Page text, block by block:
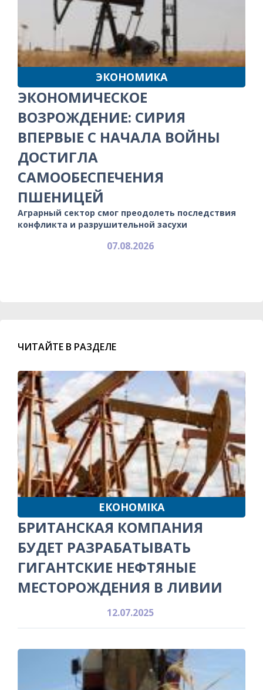
ЭКОНОМИКА
ЭКОНОМИЧЕСКОЕ
ВОЗРОЖДЕНИЕ: СИРИЯ
ВПЕРВЫЕ С НАЧАЛА ВОЙНЫ
ДОСТИГЛА
САМООБЕСПЕЧЕНИЯ
ПШЕНИЦЕЙ
Аграрный сектор смог преодолеть последствия
конфликта и разрушительной засухи
07.08.2026
ЧИТАЙТЕ В РАЗДЕЛЕ
ЕКОНОМІКА
БРИТАНСКАЯ КОМПАНИЯ
БУДЕТ РАЗРАБАТЫВАТЬ
ГИГАНТСКИЕ НЕФТЯНЫЕ
МЕСТОРОЖДЕНИЯ В ЛИВИИ
12.07.2025